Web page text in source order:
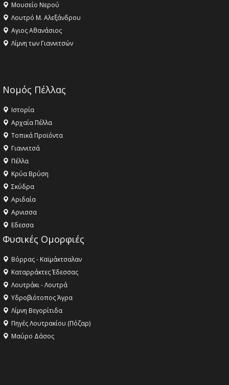
Μουσείο Νερού
Λουτρό Μ. Αλεξάνδρου
Αγιος Αθανάσιος
Λίμνη των Γιαννιτσών
Νομός Πέλλας
Ιστορία
Αρχαία Πέλλα
Τοπικά Προϊόντα
Γιαννιτσά
Πέλλα
Κρύα Βρύση
Σκύδρα
Αριδαία
Aρνισσα
Eδεσσα
Φυσικές Ομορφιές
Βόρρας - Καϊμάκτσαλαν
Καταρράκτες Έδεσσας
Λουτράκι - Λουτρά
Υδροβιότοπος Άγρα
Λίμνη Βεγορίτιδα
Πηγές Λουτρακίου (Πόζαρ)
Μαύρο Δάσος